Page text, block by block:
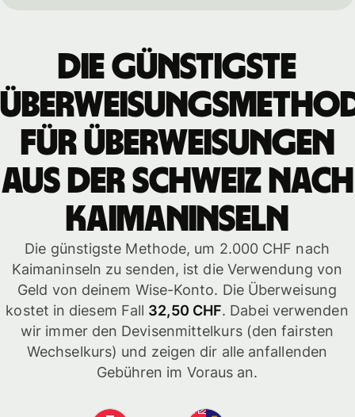
Die günstigste
für Überweisungen
aus der Schweiz nach
Kaimaninseln
Die günstigste Methode, um 2.000 CHF nach
Kaimaninseln zu senden, ist die Verwendung von
Geld von deinem Wise-Konto. Die Überweisung
kostet in diesem Fall 32,50 CHF. Dabei verwenden
wir immer den Devisenmittelkurs (den fairsten
Wechselkurs) und zeigen dir alle anfallenden
Gebühren im Voraus an.